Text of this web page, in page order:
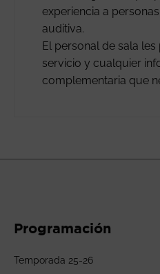
experiencia a
auditiva.
El personal de sala
servicio y cualquier
complementaria que
Programación
Temporada 25-26